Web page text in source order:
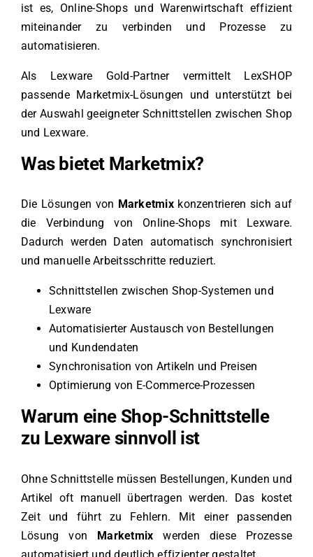
ist es, Online-Shops und Warenwirtschaft effizient
miteinander zu verbinden und Prozesse zu
automatisieren.
Als Lexware Gold-Partner vermittelt LexSHOP
passende Marketmix-Lösungen und unterstützt bei
der Auswahl geeigneter Schnittstellen zwischen Shop
und Lexware.
Was bietet Marketmix?
Die Lösungen von Marketmixkonzentrieren sich auf
die Verbindung von Online-Shops mit Lexware.
Dadurch werden Daten automatisch synchronisiert
und manuelle Arbeitsschritte reduziert.
Schnittstellen zwischen Shop-Systemen und
Lexware
Automatisierter Austausch von Bestellungen
und Kundendaten
Synchronisation von Artikeln und Preisen
Optimierung von E-Commerce-Prozessen
Warum eine Shop-Schnittstelle
zu Lexware sinnvoll ist
Ohne Schnittstelle müssen Bestellungen, Kunden und
Artikel oft manuell übertragen werden. Das kostet
Zeit und führt zu Fehlern. Mit einer passenden
Lösung von Marketmix werden diese Prozesse